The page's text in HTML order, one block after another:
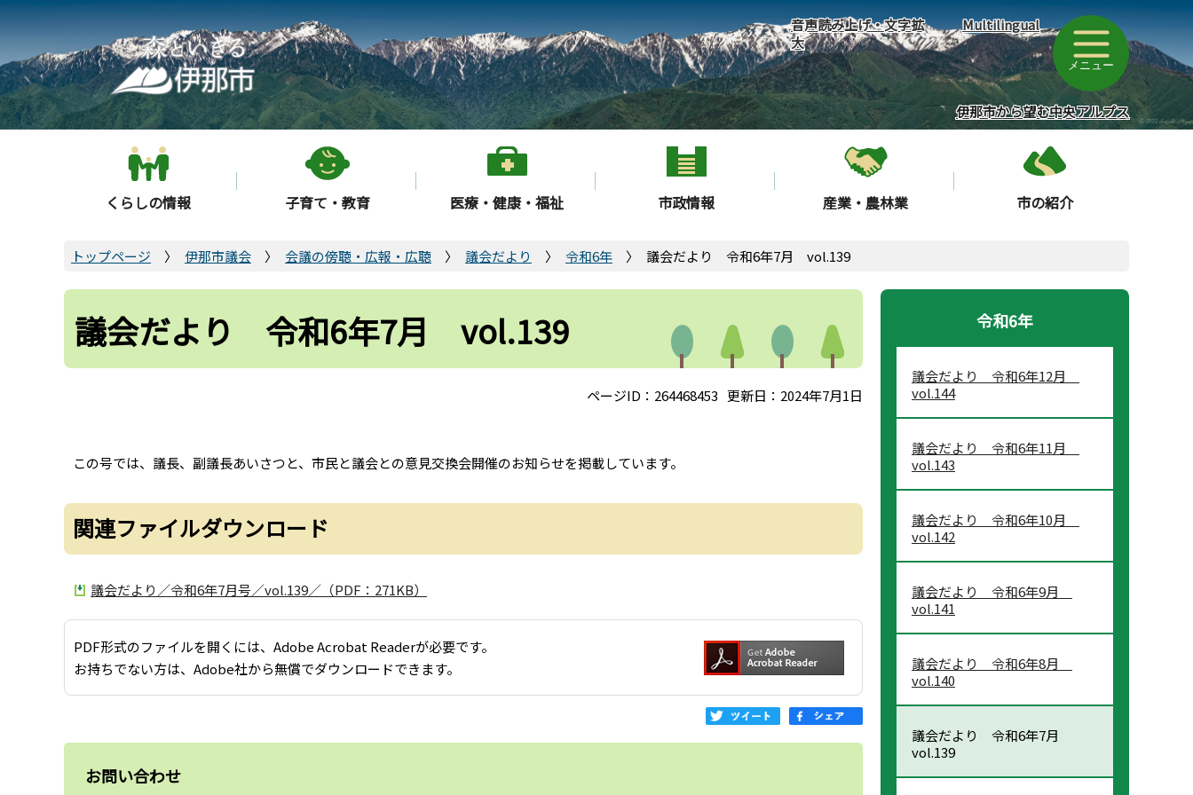
こ
の
ペ
ー
ジ
の
音声読み上げ・文字拡
大
Multilingual
メニュー
伊那市から望む中央アルプス
くらしの情報 子育て・教育 医療・健康・福祉 市政情報 産業・農林業 市の紹介
トップページ 伊那市議会 会議の傍聴・広報・広聴 議会だより 令和6年 議会だより 令和6年7月 vol.139
議会だより 令和6年7月 vol.139
ページID：264468453 更新日：2024年7月1日
この号では、議長、副議長あいさつと、市民と議会との意見交換会開催のお知らせを掲載しています。
関連ファイルダウンロード
議会だより／令和6年7月号／vol.139／（PDF：271KB）
PDF形式のファイルを開くには、Adobe Acrobat Readerが必要です。
お持ちでない方は、Adobe社から無償でダウンロードできます。
お問い合わせ
令和6年
議会だより 令和6年12月
vol.144
議会だより 令和6年11月
vol.143
議会だより 令和6年10月
vol.142
議会だより 令和6年9月
vol.141
議会だより 令和6年8月
vol.140
議会だより 令和6年7月
vol.139